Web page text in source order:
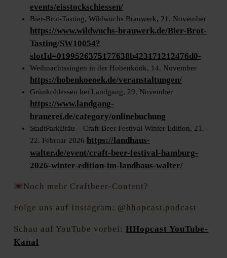
events/eisstockschiessen/
Bier-Brot-Tasting, Wildwuchs Brauwerk, 21. November
https://www.wildwuchs-brauwerk.de/Bier-Brot-
Tasting/SW10054?
slotId=0199526375177638b423171212476d0-
Weihnachtssingen in der Hobenköök, 14. November
https://hobenkoeoek.de/veranstaltungen/
Grünkohlessen bei Landgang, 29. November
https://www.landgang-
brauerei.de/category/onlinebuchung
StadtParkBräu – Craft-Beer Festival Winter Edition, 21.–
22. Februar 2026 https://landhaus-
walter.de/event/craft-beer-festival-hamburg-
2026-winter-edition-im-landhaus-walter/
Noch mehr Craftbeer-Content?
Folge uns auf Instagram: @hhopcast.podcast
Schau auf YouTube vorbei: HHopcast YouTube-
Kanal